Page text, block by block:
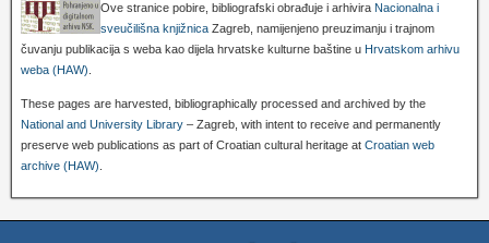
Ove stranice pobire, bibliografski obrađuje i arhivira Nacionalna i
sveučilišna knjižnica Zagreb, namijenjeno preuzimanju i trajnom
čuvanju publikacija s weba kao dijela hrvatske kulturne baštine u Hrvatskom arhivu
weba (HAW)
These pages are harvested, bibliographically processed and archived by the
National and University Library – Zagreb, with intent to receive and permanently
preserve web publications as part of Croatian cultural heritage at Croatian web
archive (HAW)